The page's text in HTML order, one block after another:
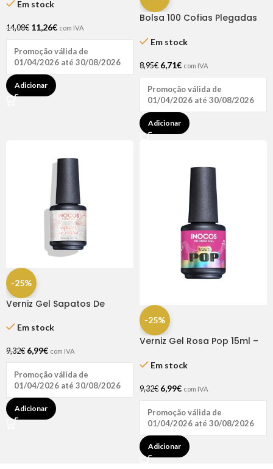
Em stock
14,08€ 11,26€ com IVA
Promoção válida de
01/04/2026 até 30/08/2026
Adicionar
Bolsa 100 Cofias Plegadas
Em stock
8,95€ 6,71€ com IVA
Promoção válida de
01/04/2026 até 30/08/2026
Adicionar
-25%
Verniz Gel Sapatos De
Em stock
9,32€ 6,99€ com IVA
Promoção válida de
01/04/2026 até 30/08/2026
Adicionar
-25%
Verniz Gel Rosa Pop 15ml –
Em stock
9,32€ 6,99€ com IVA
Promoção válida de
01/04/2026 até 30/08/2026
Adicionar